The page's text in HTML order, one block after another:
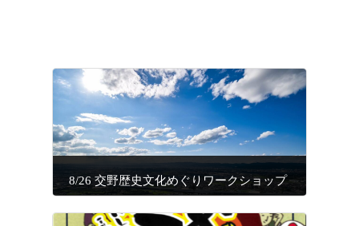
8/26 交野歴史文化めぐりワークショップ